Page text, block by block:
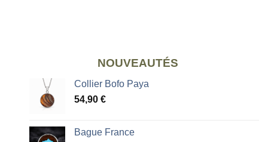
NOUVEAUTÉS
Collier Bofo Paya
54,90 €
Bague France